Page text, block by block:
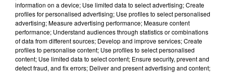
Musique
RÜFÜS DU SOL annonce un nouvel
information on a device; Use limited data to select advertising; Create
profiles for personalised advertising; Use profiles to select personalised
advertising; Measure advertising performance; Measure content
performance; Understand audiences through statistics or combinations
of data from different sources; Develop and improve services; Create
profiles to personalise content; Use profiles to select personalised
content; Use limited data to select content; Ensure security, prevent and
detect fraud, and fix errors; Deliver and present advertising and content;